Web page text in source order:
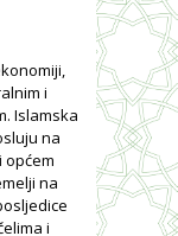
i
Islamska
na
općem
na
i